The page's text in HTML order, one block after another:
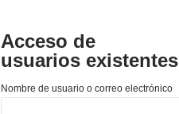
Acceso de
usuarios existentes
Nombre de usuario o correo electrónico